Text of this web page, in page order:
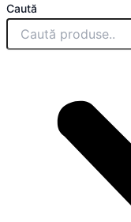
Caută